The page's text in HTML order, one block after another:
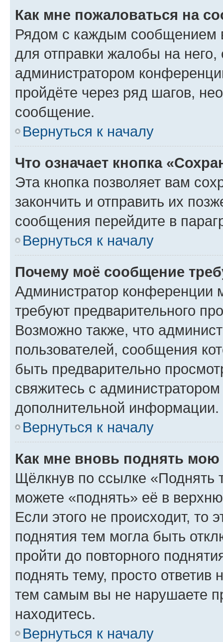
Как мне пожаловаться на
Рядом с каждым сообщением
для отправки жалобы на
администратором
пройдёте через ряд шагов,
сообщение.
Вернуться к началу
Что означает кнопка
Эта кнопка позволяет вам
закончить и отправить их
сообщения перейдите в
Вернуться к началу
Почему моё сообщение
Администратор конференции
требуют предварительного
Возможно также, что
пользователей, сообщения
быть предварительно
свяжитесь с
дополнительной информации.
Вернуться к началу
Как мне вновь поднять мою
Щёлкнув по ссылке «Поднять
можете «поднять» её в
Если этого не происходит, то
поднятия тем могла быть
пройти до повторного
поднять тему, просто ответив
тем самым вы не нарушаете
находитесь.
Вернуться к началу